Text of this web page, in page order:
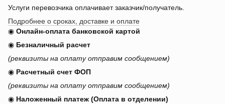
Услуги перевозчика оплачивает заказчик/получатель.
Подробнее о сроках, доставке и оплате
◉ Онлайн-оплата банковской картой
◉ Безналичный расчет
(реквизиты на оплату отправим сообщением)
◉ Расчетный счет ФОП
(реквизиты на оплату отправим сообщением)
◉ Наложенный платеж (Оплата в отделении)